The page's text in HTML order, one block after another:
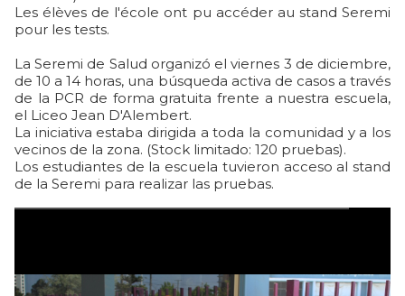
Les élèves de l'école ont pu accéder au stand Seremi
pour les tests.
La Seremi de Salud organizó el viernes 3 de diciembre,
de 10 a 14 horas, una búsqueda activa de casos a través
de la PCR de forma gratuita frente a nuestra escuela,
el Liceo Jean D'Alembert.
La iniciativa estaba dirigida a toda la comunidad y a los
vecinos de la zona. (Stock limitado: 120 pruebas).
Los estudiantes de la escuela tuvieron acceso al stand
de la Seremi para realizar las pruebas.